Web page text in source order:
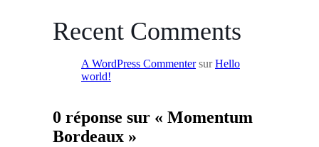
Recent Comments
A WordPress CommentersurHello
world!
0 réponse sur « Momentum
Bordeaux »